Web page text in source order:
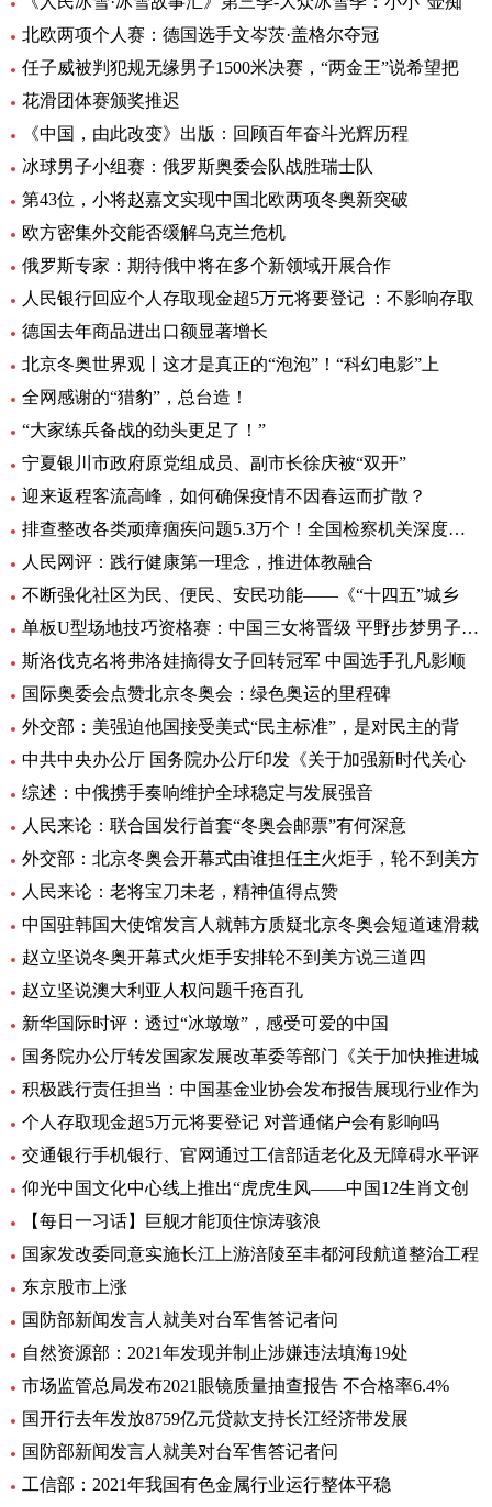
北欧两项个人赛：德国选手文岑茨·盖格尔夺冠
任子威被判犯规无缘男子1500米决赛，“两金王”说希望把
花滑团体赛颁奖推迟
《中国，由此改变》出版：回顾百年奋斗光辉历程
冰球男子小组赛：俄罗斯奥委会队战胜瑞士队
第43位，小将赵嘉文实现中国北欧两项冬奥新突破
欧方密集外交能否缓解乌克兰危机
俄罗斯专家：期待俄中将在多个新领域开展合作
人民银行回应个人存取现金超5万元将要登记 ：不影响存取
德国去年商品进出口额显著增长
北京冬奥世界观丨这才是真正的“泡泡”！“科幻电影”上
全网感谢的“猎豹”，总台造！
“大家练兵备战的劲头更足了！”
宁夏银川市政府原党组成员、副市长徐庆被“双开”
迎来返程客流高峰，如何确保疫情不因春运而扩散？
排查整改各类顽瘴痼疾问题5.3万个！全国检察机关深度推进
人民网评：践行健康第一理念，推进体教融合
不断强化社区为民、便民、安民功能——《“十四五”城乡
单板U型场地技巧资格赛：中国三女将晋级 平野步梦男子头名
斯洛伐克名将弗洛娃摘得女子回转冠军 中国选手孔凡影顺
国际奥委会点赞北京冬奥会：绿色奥运的里程碑
外交部：美强迫他国接受美式“民主标准”，是对民主的背
中共中央办公厅 国务院办公厅印发《关于加强新时代关心
综述：中俄携手奏响维护全球稳定与发展强音
人民来论：联合国发行首套“冬奥会邮票”有何深意
外交部：北京冬奥会开幕式由谁担任主火炬手，轮不到美方
人民来论：老将宝刀未老，精神值得点赞
中国驻韩国大使馆发言人就韩方质疑北京冬奥会短道速滑裁
赵立坚说冬奥开幕式火炬手安排轮不到美方说三道四
赵立坚说澳大利亚人权问题千疮百孔
新华国际时评：透过“冰墩墩”，感受可爱的中国
国务院办公厅转发国家发展改革委等部门《关于加快推进城
积极践行责任担当：中国基金业协会发布报告展现行业作为
个人存取现金超5万元将要登记 对普通储户会有影响吗
交通银行手机银行、官网通过工信部适老化及无障碍水平评
仰光中国文化中心线上推出“虎虎生风——中国12生肖文创
【每日一习话】巨舰才能顶住惊涛骇浪
国家发改委同意实施长江上游涪陵至丰都河段航道整治工程
东京股市上涨
国防部新闻发言人就美对台军售答记者问
自然资源部：2021年发现并制止涉嫌违法填海19处
市场监管总局发布2021眼镜质量抽查报告 不合格率6.4%
国开行去年发放8759亿元贷款支持长江经济带发展
国防部新闻发言人就美对台军售答记者问
工信部：2021年我国有色金属行业运行整体平稳